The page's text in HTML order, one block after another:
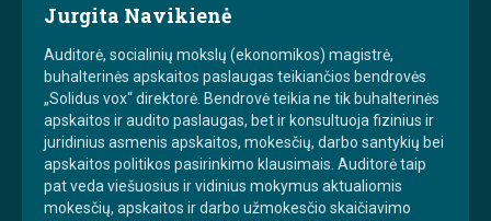
Jurgita Navikienė
Auditorė, socialinių mokslų (ekonomikos) magistrė,
buhalterinės apskaitos paslaugas teikiančios bendrovės
„Solidus vox“ direktorė. Bendrovė teikia ne tik buhalterinės
apskaitos ir audito paslaugas, bet ir konsultuoja fizinius ir
juridinius asmenis apskaitos, mokesčių, darbo santykių bei
apskaitos politikos pasirinkimo klausimais. Auditorė taip
pat veda viešuosius ir vidinius mokymus aktualiomis
mokesčių, apskaitos ir darbo užmokesčio skaičiavimo